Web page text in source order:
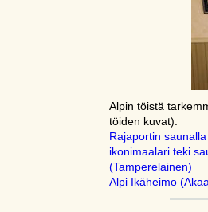
Alpin töistä
töiden kuvat):
Rajaportin
ikonimaalari teki
(Tamperelainen)
Alpi Ikäheimo